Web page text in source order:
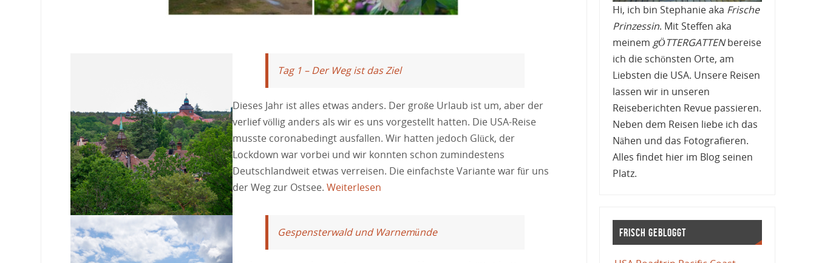
Tag 1 – Der Weg ist das Ziel
Dieses Jahr ist alles etwas anders. Der große Urlaub ist um, aber der
verlief völlig anders als wir es uns vorgestellt hatten. Die USA-Reise
musste coronabedingt ausfallen. Wir hatten jedoch Glück, der
Lockdown war vorbei und wir konnten schon zumindestens
Deutschlandweit etwas verreisen. Die einfachste Variante war für uns
der Weg zur Ostsee.Weiterlesen
Gespensterwald und Warnemünde
Hi, ich bin Stephanie aka Frische
Prinzessin. Mit Steffen aka
meinem gÖTTERGATTENbereise
ich die schönsten Orte, am
Liebsten die USA. Unsere Reisen
lassen wir in unseren
Reiseberichten Revue passieren.
Neben dem Reisen liebe ich das
Nähen und das Fotografieren.
Alles findet hier im Blog seinen
Platz.
Frisch gebloggt